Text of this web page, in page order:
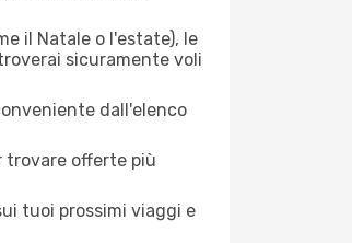
il Natale o l'estate), le
sicuramente voli
dall'elenco
trovare offerte più
tuoi prossimi viaggi e